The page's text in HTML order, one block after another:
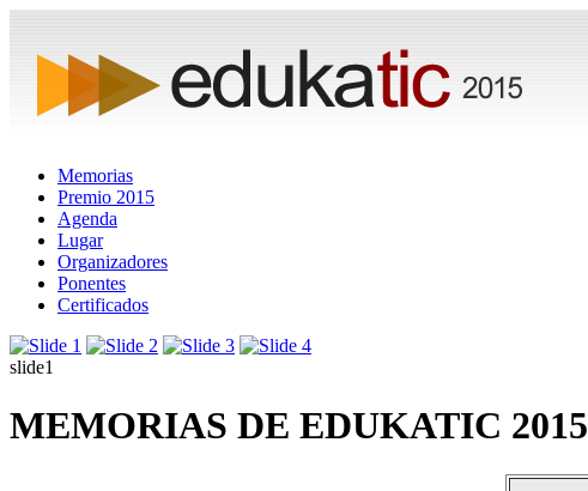
Memorias
Premio 2015
Agenda
Lugar
Organizadores
Ponentes
Certificados
slide1
MEMORIAS DE EDUKATIC 2015